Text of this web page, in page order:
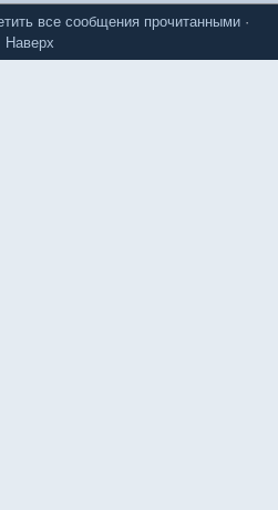
все сообщения прочитанными ·
Наверх